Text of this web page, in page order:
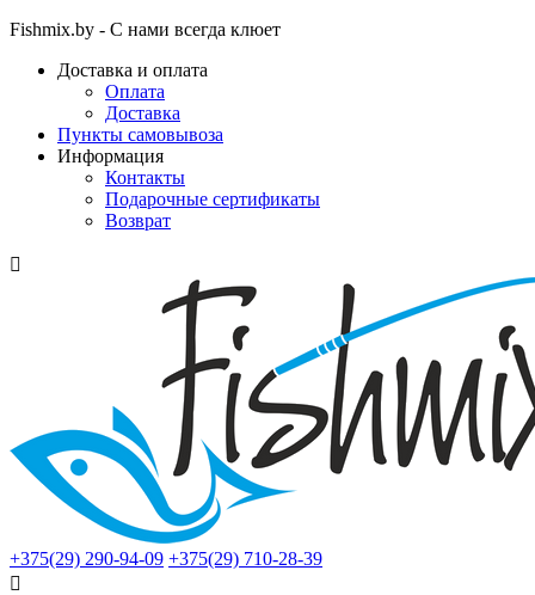
Fishmix.by - С нами всегда клюет
Доставка и оплата
Оплата
Доставка
Пункты самовывоза
Информация
Контакты
Подарочные сертификаты
Возврат

+375(29) 290-94-09 +375(29) 710-28-39
